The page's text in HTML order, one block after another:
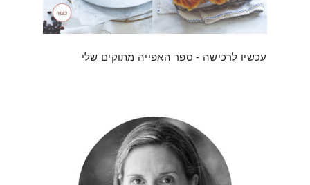
עכשיו לרכישה - ספר האפייה מתוקים שלי